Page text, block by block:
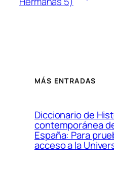
MÁS ENTRADAS
Diccionario de
contemporánea
España: Para
acceso a la